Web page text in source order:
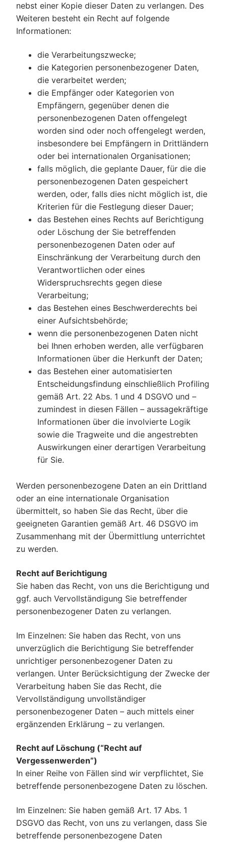
nebst einer Kopie dieser Daten zu verlangen. Des
Weiteren besteht ein Recht auf folgende
Informationen:
die Verarbeitungszwecke;
die Kategorien personenbezogener Daten,
die verarbeitet werden;
die Empfänger oder Kategorien von
Empfängern, gegenüber denen die
personenbezogenen Daten offengelegt
worden sind oder noch offengelegt werden,
insbesondere bei Empfängern in Drittländern
oder bei internationalen Organisationen;
falls möglich, die geplante Dauer, für die die
personenbezogenen Daten gespeichert
werden, oder, falls dies nicht möglich ist, die
Kriterien für die Festlegung dieser Dauer;
das Bestehen eines Rechts auf Berichtigung
oder Löschung der Sie betreffenden
personenbezogenen Daten oder auf
Einschränkung der Verarbeitung durch den
Verantwortlichen oder eines
Widerspruchsrechts gegen diese
Verarbeitung;
das Bestehen eines Beschwerderechts bei
einer Aufsichtsbehörde;
wenn die personenbezogenen Daten nicht
bei Ihnen erhoben werden, alle verfügbaren
Informationen über die Herkunft der Daten;
das Bestehen einer automatisierten
Entscheidungsfindung einschließlich Profiling
gemäß Art. 22 Abs. 1 und 4 DSGVO und –
zumindest in diesen Fällen – aussagekräftige
Informationen über die involvierte Logik
sowie die Tragweite und die angestrebten
Auswirkungen einer derartigen Verarbeitung
für Sie.
Werden personenbezogene Daten an ein Drittland
oder an eine internationale Organisation
übermittelt, so haben Sie das Recht, über die
geeigneten Garantien gemäß Art. 46 DSGVO im
Zusammenhang mit der Übermittlung unterrichtet
zu werden.
Recht auf Berichtigung
Sie haben das Recht, von uns die Berichtigung und
ggf. auch Vervollständigung Sie betreffender
personenbezogener Daten zu verlangen.
Im Einzelnen: Sie haben das Recht, von uns
unverzüglich die Berichtigung Sie betreffender
unrichtiger personenbezogener Daten zu
verlangen. Unter Berücksichtigung der Zwecke der
Verarbeitung haben Sie das Recht, die
Vervollständigung unvollständiger
personenbezogener Daten – auch mittels einer
ergänzenden Erklärung – zu verlangen.
Recht auf Löschung (“Recht auf
Vergessenwerden”)
In einer Reihe von Fällen sind wir verpflichtet, Sie
betreffende personenbezogene Daten zu löschen.
Im Einzelnen: Sie haben gemäß Art. 17 Abs. 1
DSGVO das Recht, von uns zu verlangen, dass Sie
betreffende personenbezogene Daten